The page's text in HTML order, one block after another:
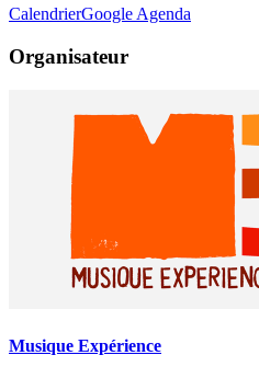
CalendrierGoogle Agenda
Organisateur
Musique Expérience